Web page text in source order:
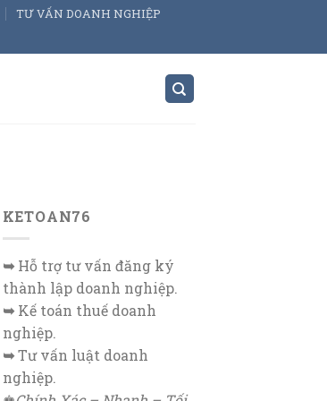
TƯ VẤN DOANH NGHIỆP
KETOAN76
➥Hỗ trợ tư vấn đăng ký
thành lập doanh nghiệp.
➥Kế toán thuế doanh
nghiệp.
➥Tư vấn luật doanh
nghiệp.